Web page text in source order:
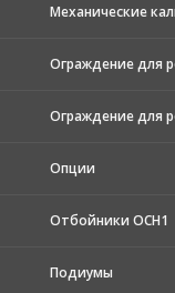
Механические
Ограждение для
Ограждение для
Опции
Отбойники ОСН1
Подиумы